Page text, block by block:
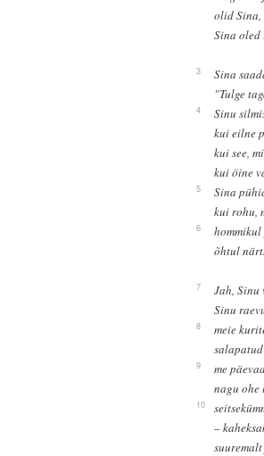
olid Sina,
Sina oled
3
Sina
"Tulge
4
Sinu
kui eilne
kui see,
kui öine
5
Sina
kui rohu,
6
õhtul
7
Jah, Sinu
Sinu
8
meie
9
me
nagu ohe
10
–